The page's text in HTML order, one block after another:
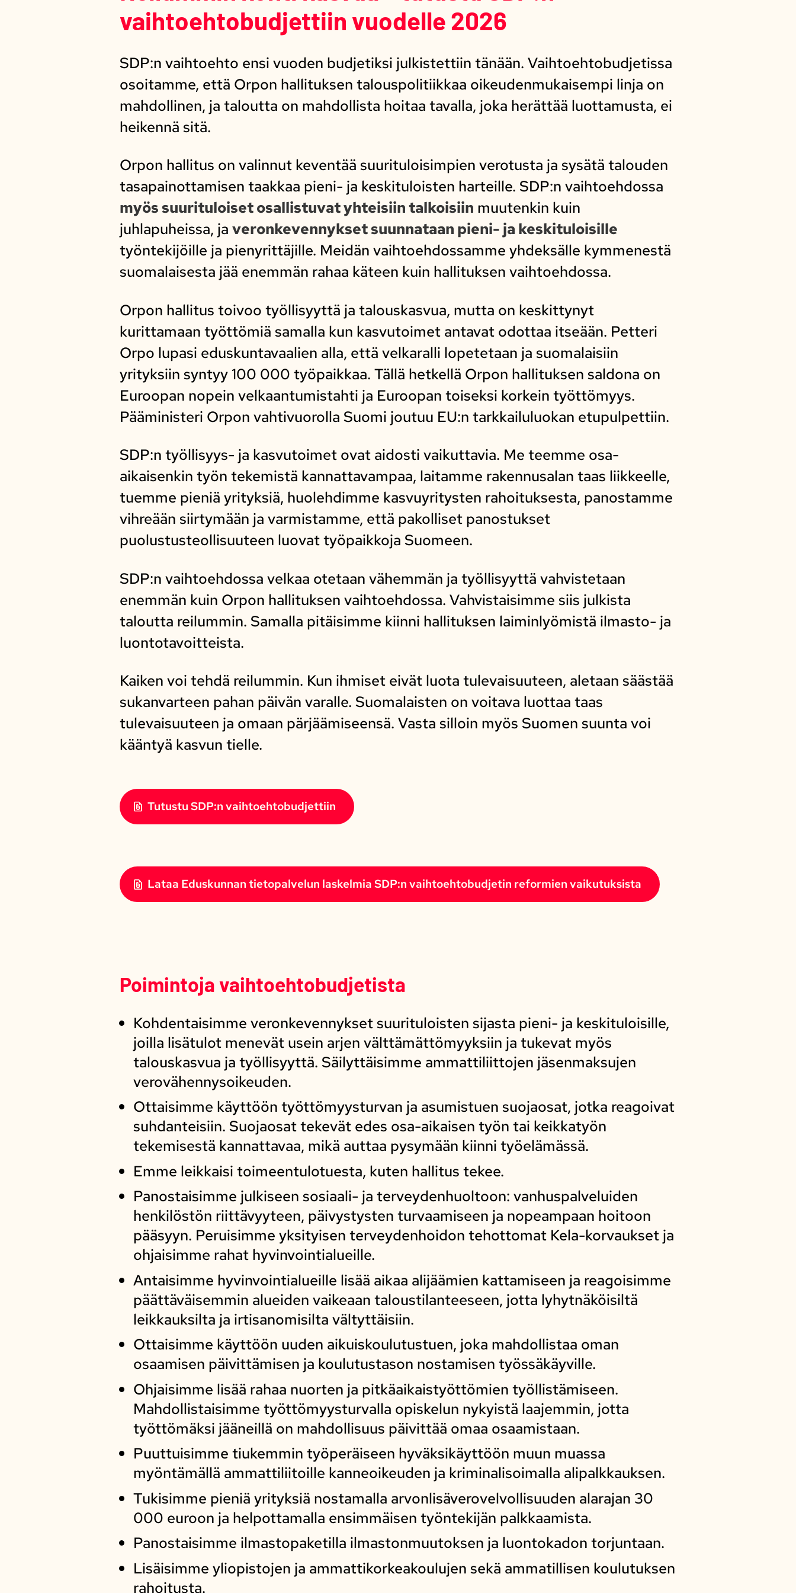
vaihtoehtobudjettiin vuodelle 2026
SDP:n vaihtoehto ensi vuoden budjetiksi julkistettiin tänään. Vaihtoehtobudjetissa
osoitamme, että Orpon hallituksen talouspolitiikkaa oikeudenmukaisempi linja on
mahdollinen, ja taloutta on mahdollista hoitaa tavalla, joka herättää luottamusta, ei
heikennä sitä.
Orpon hallitus on valinnut keventää suurituloisimpien verotusta ja sysätä talouden
tasapainottamisen taakkaa pieni- ja keskituloisten harteille. SDP:n vaihtoehdossa
myös suurituloiset osallistuvat yhteisiin talkoisiin muutenkin kuin
juhlapuheissa, ja veronkevennykset suunnataan pieni- ja keskituloisille
työntekijöille ja pienyrittäjille. Meidän vaihtoehdossamme yhdeksälle kymmenestä
suomalaisesta jää enemmän rahaa käteen kuin hallituksen vaihtoehdossa.
Orpon hallitus toivoo työllisyyttä ja talouskasvua, mutta on keskittynyt
kurittamaan työttömiä samalla kun kasvutoimet antavat odottaa itseään. Petteri
Orpo lupasi eduskuntavaalien alla, että velkaralli lopetetaan ja suomalaisiin
yrityksiin syntyy 100 000 työpaikkaa. Tällä hetkellä Orpon hallituksen saldona on
Euroopan nopein velkaantumistahti ja Euroopan toiseksi korkein työttömyys.
Pääministeri Orpon vahtivuorolla Suomi joutuu EU:n tarkkailuluokan etupulpettiin.
SDP:n työllisyys- ja kasvutoimet ovat aidosti vaikuttavia. Me teemme osa-
aikaisenkin työn tekemistä kannattavampaa, laitamme rakennusalan taas liikkeelle,
tuemme pieniä yrityksiä, huolehdimme kasvuyritysten rahoituksesta, panostamme
vihreään siirtymään ja varmistamme, että pakolliset panostukset
puolustusteollisuuteen luovat työpaikkoja Suomeen.
SDP:n vaihtoehdossa velkaa otetaan vähemmän ja työllisyyttä vahvistetaan
enemmän kuin Orpon hallituksen vaihtoehdossa. Vahvistaisimme siis julkista
taloutta reilummin. Samalla pitäisimme kiinni hallituksen laiminlyömistä ilmasto- ja
luontotavoitteista.
Kaiken voi tehdä reilummin. Kun ihmiset eivät luota tulevaisuuteen, aletaan säästää
sukanvarteen pahan päivän varalle. Suomalaisten on voitava luottaa taas
tulevaisuuteen ja omaan pärjäämiseensä. Vasta silloin myös Suomen suunta voi
kääntyä kasvun tielle.
Tutustu SDP:n vaihtoehtobudjettiin
Lataa Eduskunnan tietopalvelun laskelmia SDP:n vaihtoehtobudjetin reformien vaikutuksista
Poimintoja vaihtoehtobudjetista
Kohdentaisimme veronkevennykset suurituloisten sijasta pieni- ja keskituloisille,
joilla lisätulot menevät usein arjen välttämättömyyksiin ja tukevat myös
talouskasvua ja työllisyyttä. Säilyttäisimme ammattiliittojen jäsenmaksujen
verovähennysoikeuden.
Ottaisimme käyttöön työttömyysturvan ja asumistuen suojaosat, jotka reagoivat
suhdanteisiin. Suojaosat tekevät edes osa-aikaisen työn tai keikkatyön
tekemisestä kannattavaa, mikä auttaa pysymään kiinni työelämässä.
Emme leikkaisi toimeentulotuesta, kuten hallitus tekee.
Panostaisimme julkiseen sosiaali- ja terveydenhuoltoon: vanhuspalveluiden
henkilöstön riittävyyteen, päivystysten turvaamiseen ja nopeampaan hoitoon
pääsyyn. Peruisimme yksityisen terveydenhoidon tehottomat Kela-korvaukset ja
ohjaisimme rahat hyvinvointialueille.
Antaisimme hyvinvointialueille lisää aikaa alijäämien kattamiseen ja reagoisimme
päättäväisemmin alueiden vaikeaan taloustilanteeseen, jotta lyhytnäköisiltä
leikkauksilta ja irtisanomisilta vältyttäisiin.
Ottaisimme käyttöön uuden aikuiskoulutustuen, joka mahdollistaa oman
osaamisen päivittämisen ja koulutustason nostamisen työssäkäyville.
Ohjaisimme lisää rahaa nuorten ja pitkäaikaistyöttömien työllistämiseen.
Mahdollistaisimme työttömyysturvalla opiskelun nykyistä laajemmin, jotta
työttömäksi jääneillä on mahdollisuus päivittää omaa osaamistaan.
Puuttuisimme tiukemmin työperäiseen hyväksikäyttöön muun muassa
myöntämällä ammattiliitoille kanneoikeuden ja kriminalisoimalla alipalkkauksen.
Tukisimme pieniä yrityksiä nostamalla arvonlisäverovelvollisuuden alarajan 30
000 euroon ja helpottamalla ensimmäisen työntekijän palkkaamista.
Panostaisimme ilmastopaketilla ilmastonmuutoksen ja luontokadon torjuntaan.
Lisäisimme yliopistojen ja ammattikorkeakoulujen sekä ammatillisen koulutuksen
rahoitusta.